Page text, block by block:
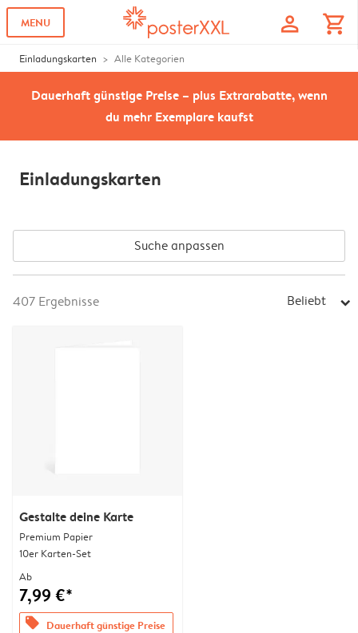
MENU profile shopping_cart
Einladungskarten Alle Kategorien
Dauerhaft günstige Preise – plus Extrarabatte, wenn
du mehr Exemplare kaufst
Einladungskarten
Suche anpassen
407 Ergebnisse Beliebt arrow_right
Gestalte deine Karte
Premium Papier
10er Karten-Set
Ab
7,99 €*
offers Dauerhaft günstige Preise